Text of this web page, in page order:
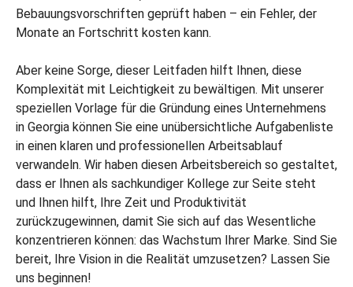
Bebauungsvorschriften geprüft haben – ein Fehler, der
Monate an Fortschritt kosten kann.
Aber keine Sorge, dieser Leitfaden hilft Ihnen, diese
Komplexität mit Leichtigkeit zu bewältigen. Mit unserer
speziellen Vorlage für die Gründung eines Unternehmens
in Georgia können Sie eine unübersichtliche Aufgabenliste
in einen klaren und professionellen Arbeitsablauf
verwandeln. Wir haben diesen Arbeitsbereich so gestaltet,
dass er Ihnen als sachkundiger Kollege zur Seite steht
und Ihnen hilft, Ihre Zeit und Produktivität
zurückzugewinnen, damit Sie sich auf das Wesentliche
konzentrieren können: das Wachstum Ihrer Marke. Sind Sie
bereit, Ihre Vision in die Realität umzusetzen? Lassen Sie
uns beginnen!